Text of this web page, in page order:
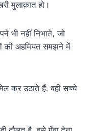
मुलाक़ात हो।
भी नहीं निभाते, जो
की अहमियत समझने में
कर उठाते हैं, वही सच्चे